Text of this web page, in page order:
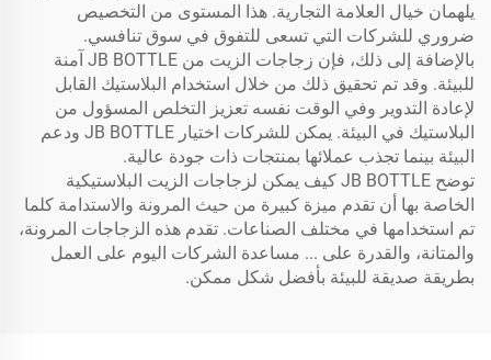
يلهمان خيال العلامة التجارية. هذا المستوى من التخصيص
ضروري للشركات التي تسعى للتفوق في سوق تنافسي.
بالإضافة إلى ذلك، فإن زجاجات الزيت من JB BOTTLE آمنة
للبيئة. وقد تم تحقيق ذلك من خلال استخدام البلاستيك القابل
لإعادة التدوير وفي الوقت نفسه تعزيز التخلص المسؤول من
البلاستيك في البيئة. يمكن للشركات اختيار JB BOTTLE ودعم
البيئة بينما تجذب عملائها بمنتجات ذات جودة عالية.
توضح JB BOTTLE كيف يمكن لزجاجات الزيت البلاستيكية
الخاصة بها أن تقدم ميزة كبيرة من حيث المرونة والاستدامة كلما
تم استخدامها في مختلف الصناعات. تقدم هذه الزجاجات المرونة،
والمتانة، والقدرة على ... مساعدة الشركات اليوم على العمل
بطريقة صديقة للبيئة بأفضل شكل ممكن.